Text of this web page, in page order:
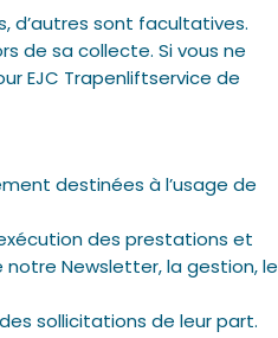
d’autres sont facultatives.
de sa collecte. Si vous ne
EJC Trapenliftservice de
destinées à l’usage de
des prestations et
notre Newsletter, la gestion, le
sollicitations de leur part.